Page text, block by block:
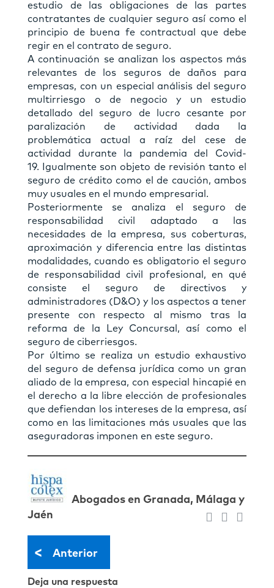
estudio de las obligaciones de las partes
contratantes de cualquier seguro así como el
principio de buena fe contractual que debe
regir en el contrato de seguro.
A continuación se analizan los aspectos más
relevantes de los seguros de daños para
empresas, con un especial análisis del seguro
multirriesgo o de negocio y un estudio
detallado del seguro de lucro cesante por
paralización de actividad dada la
problemática actual a raíz del cese de
actividad durante la pandemia del Covid-
19. Igualmente son objeto de revisión tanto el
seguro de crédito como el de caución, ambos
muy usuales en el mundo empresarial.
Posteriormente se analiza el seguro de
responsabilidad civil adaptado a las
necesidades de la empresa, sus coberturas,
aproximación y diferencia entre las distintas
modalidades, cuando es obligatorio el seguro
de responsabilidad civil profesional, en qué
consiste el seguro de directivos y
administradores (D&O) y los aspectos a tener
presente con respecto al mismo tras la
reforma de la Ley Concursal, así como el
seguro de ciberriesgos.
Por último se realiza un estudio exhaustivo
del seguro de defensa jurídica como un gran
aliado de la empresa, con especial hincapié en
el derecho a la libre elección de profesionales
que defiendan los intereses de la empresa, así
como en las limitaciones más usuales que las
aseguradoras imponen en este seguro.
Abogados en Granada, Málaga y
Jaén
< Anterior
Deja una respuesta